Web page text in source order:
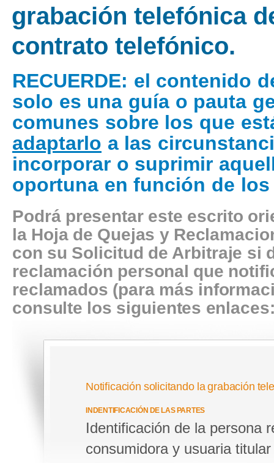
grabación telefónica
contrato telefónico.
RECUERDE: el contenido
solo es una guía o pauta
comunes sobre los que
adaptarlo a las
incorporar o suprimir
oportuna en función de
Podrá presentar este escrito
la Hoja de Quejas y
con su Solicitud de Arbitraje si
reclamación personal que
reclamados (para más
consulte los siguientes
Notificación solicitando la grabación
INDENTIFICACIÓN DE LAS PARTES
Identificación de la persona
consumidora y usuaria